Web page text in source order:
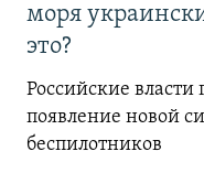
моря
это?
Российские власти
появление новой
беспилотников